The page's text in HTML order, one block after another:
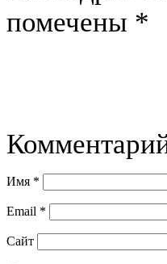
помечены *
Имя *
Email *
Сайт